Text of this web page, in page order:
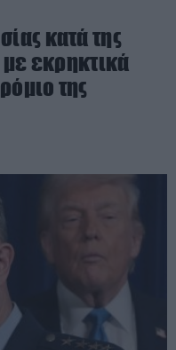
κατά της
εκρηκτικά
της